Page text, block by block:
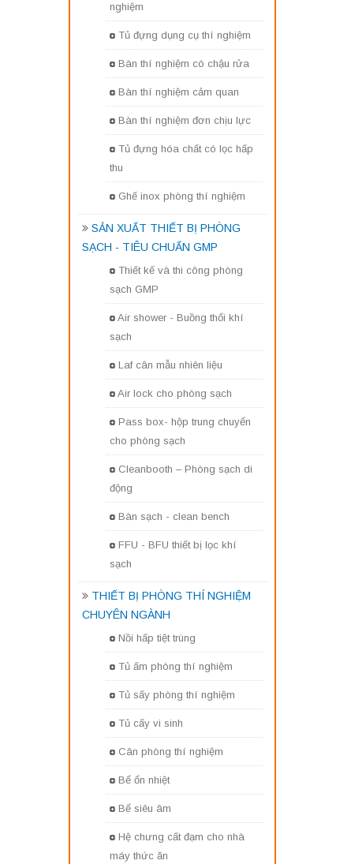
nghiệm
Tủ đựng dụng cụ thí nghiệm
Bàn thí nghiệm có chậu rửa
Bàn thí nghiệm cảm quan
Bàn thí nghiệm đơn chịu lực
Tủ đựng hóa chất có lọc hấp
thu
Ghế inox phòng thí nghiệm
SẢN XUẤT THIẾT BỊ PHÒNG
SẠCH - TIÊU CHUẨN GMP
Thiết kế và thi công phòng
sạch GMP
Air shower - Buồng thổi khí
sạch
Laf cân mẫu nhiên liệu
Air lock cho phòng sạch
Pass box- hộp trung chuyển
cho phòng sạch
Cleanbooth – Phòng sạch di
động
Bàn sạch - clean bench
FFU - BFU thiết bị lọc khí
sạch
THIẾT BỊ PHÒNG THÍ NGHIỆM
CHUYÊN NGÀNH
Nồi hấp tiệt trùng
Tủ ấm phòng thí nghiệm
Tủ sấy phòng thí nghiệm
Tủ cấy vi sinh
Cân phòng thí nghiệm
Bể ổn nhiệt
Bể siêu âm
Hệ chưng cất đạm cho nhà
máy thức ăn